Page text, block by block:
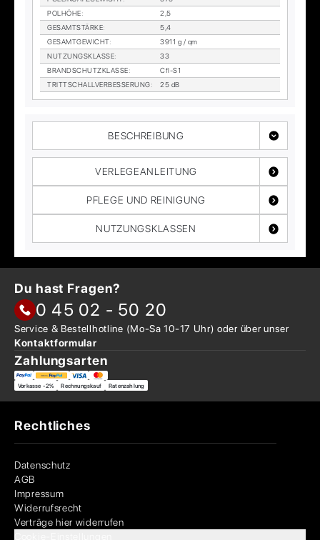
POL­HÖ­HE:
2,5
GE­SAMT­STÄR­KE:
5,4
GE­SAMT­GE­WICHT:
3911 g / qm
NUT­ZUNGS­KLAS­SE:
33
BRAND­SCHUTZ­KLAS­SE:
Cfl-S1
TRITT­SCHALL­VER­BES­SE­RUNG: 25 dB
BESCHREIBUNG
VERLEGEANLEITUNG
PFLEGE UND REINIGUNG
NUTZUNGSKLASSEN
Du hast Fragen?
0 45 02 - 50 20
Service & Bestellhotline (Mo-Sa 10-17 Uhr) oder überunser
Kontaktformular
Zahlungsarten
Vorkasse -2% Rechnungskauf Ratenzahlung
Rechtliches
Datenschutz
AGB
Impressum
Widerrufsrecht
Verträge hier widerrufen